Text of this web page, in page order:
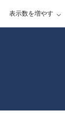
表示数を増やす